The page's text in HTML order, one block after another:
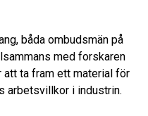
båda ombudsmän på
med forskaren
att ta fram ett material för
arbetsvillkor i industrin.